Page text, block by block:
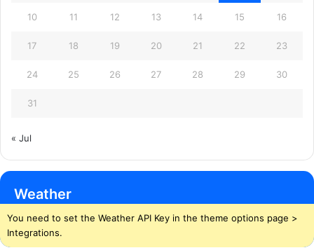
10 11 12 13 14 15 16
17 18 19 20 21 22 23
24 25 26 27 28 29 30
31
« Jul
Weather
You need to set the Weather API Key in the theme options page >
Integrations.